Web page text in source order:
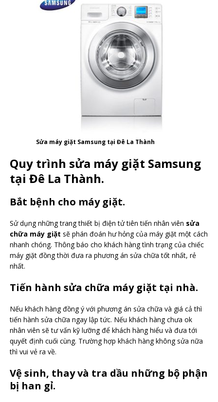
Sửa máy giặt Samsung tại Đê La Thành
Quy trình sửa máy giặt Samsung
tại Đê La Thành.
Bắt bệnh cho máy giặt.
Sử dụng những trang thiết bị điện tử tiên tiến nhân viên sửa
chữa máy giặt sẽ phán đoán hư hỏng của máy giặt một cách
nhanh chóng. Thông báo cho khách hàng tình trạng của chiếc
máy giặt đồng thời đưa ra phương án sửa chữa tốt nhất, rẻ
nhất.
Tiến hành sửa chữa máy giặt tại nhà.
Nếu khách hàng đồng ý với phương án sửa chữa và giá cả thì
tiến hành sửa chữa ngay lập tức. Nếu khách hàng chưa ok
nhân viên sẽ tư vấn kỹ lưỡng để khách hàng hiểu và đưa tới
quyết định cuối cùng. Trường hợp khách hàng không sửa nữa
thì vui vẻ ra về.
Vệ sinh, thay và tra dầu những bộ phận
bị han gỉ.